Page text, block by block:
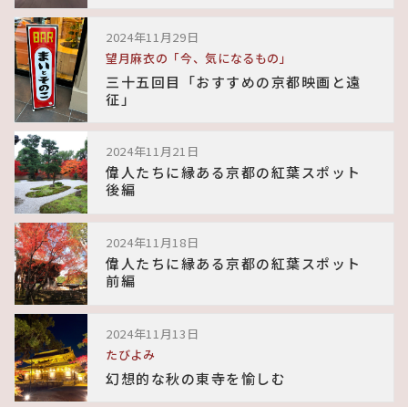
2024年11月29日
望月麻衣の「今、気になるもの」
三十五回目「おすすめの京都映画と遠
征」
2024年11月21日
偉人たちに縁ある京都の紅葉スポット
後編
2024年11月18日
偉人たちに縁ある京都の紅葉スポット
前編
2024年11月13日
たびよみ
幻想的な秋の東寺を愉しむ